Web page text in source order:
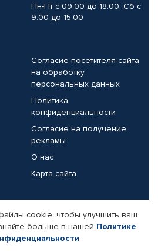
Пн-Пт с 09.00 до 18.00, Сб с
9.00 до 15.00
Согласие посетителя сайта
на обработку
персональных данных
Политика
конфиденциальности
Согласие на получение
рекламы
О нас
Карта сайта
Реквизиты компании
cookie, чтобы улучшить ваш
больше в нашей Политике
.